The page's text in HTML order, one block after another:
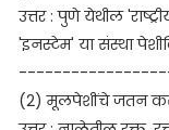
उत्तर : पुणे येथील
'इनस्टेम' या संस्था
(2) मूलपेशींचे जतन